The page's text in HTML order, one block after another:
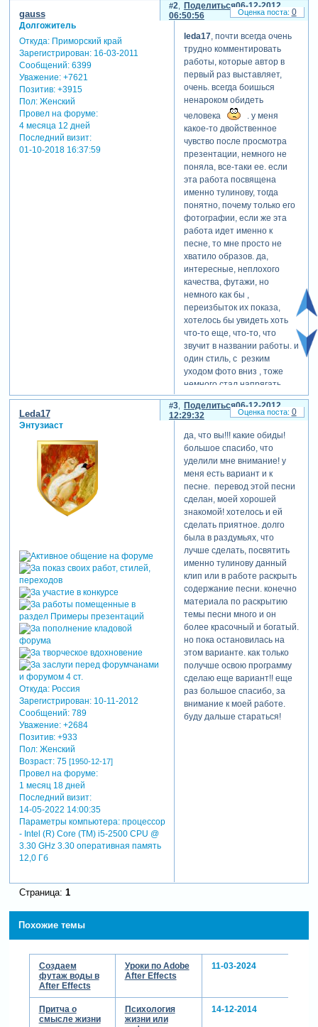
Поделиться
2
06-12-2012
06:50:56
gauss
Долгожитель
Откуда:Приморский край
Зарегистрирован: 16-03-2011
Сообщений:6399
Уважение: +7621
Позитив: +3915
Пол:Женский
Провел на форуме:
4 месяца 12 дней
Последний визит:
01-10-2018 16:37:59
leda17, почти всегда очень
трудно комментировать
работы, которые автор в
первый раз выставляет,
очень. всегда боишься
ненароком обидеть
человека
. у меня
какое-то двойственное
чувство после просмотра
презентации, немного не
поняла, все-таки ее. если
эта работа посвящена
именно тулинову, тогда
понятно, почему только его
фотографии, если же эта
работа идет именно к
песне, то мне просто не
хватило образов. да,
интересные, неплохого
качества, футажи, но
немного как бы ,
переизбыток их показа,
хотелось бы увидеть хоть
что-то еще, что-то, что
звучит в названии работы. и
один стиль, с резким
уходом фото вниз , тоже
немного стал напрягать.
может где-то надо было
остановить фото,
приблизить или отдалить,
добавить прозрачности,
где-то сделать крупнее,
немного разнообразить? но
это только мое восприятие.
надеюсь, что я вас не
обидела?. спасибо за то,
что показали работу.
0
Поделиться
3
06-12-2012
12:29:32
Leda17
Энтузиаст
Откуда:Россия
Зарегистрирован: 10-11-2012
Сообщений:789
Уважение: +2684
Позитив: +933
Пол:Женский
Возраст:75 [1950-12-17]
Провел на форуме:
1 месяц 18 дней
Последний визит:
14-05-2022 14:00:35
Параметры компьютера:процессор
- Intel (R) Core (TM) i5-2500 CPU @
3.30 GHz 3.30 оперативная память
12,0 Гб
да, что вы!!! какие обиды!
большое спасибо, что
уделили мне внимание! у
меня есть вариант и к
песне. перевод этой песни
сделан, моей хорошей
знакомой! хотелось и ей
сделать приятное. долго
была в раздумьях, что
лучше сделать, посвятить
именно тулинову данный
клип или в работе раскрыть
содержание песни. конечно
материала по раскрытию
темы песни много и он
более красочный и богатый.
но пока остановилась на
этом варианте. как только
получше освою программу
сделаю еще вариант!! еще
раз большое спасибо, за
внимание к моей работе.
буду дальше стараться!
0
Страница: 1
Похожие темы
Создаем
футаж воды в
After Effects
Уроки по Adobe
After Effects
11-03-2024
Притча о
смысле жизни
Психология
жизни или
14-12-2014